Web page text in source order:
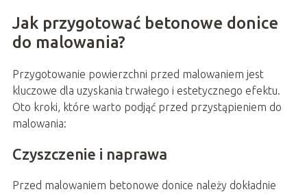
Jak przygotować betonowe donice
do malowania?
Przygotowanie powierzchni przed malowaniem jest
kluczowe dla uzyskania trwałego i estetycznego efektu.
Oto kroki, które warto podjąć przed przystąpieniem do
malowania:
Czyszczenie i naprawa
Przed malowaniem betonowe donice należy dokładnie